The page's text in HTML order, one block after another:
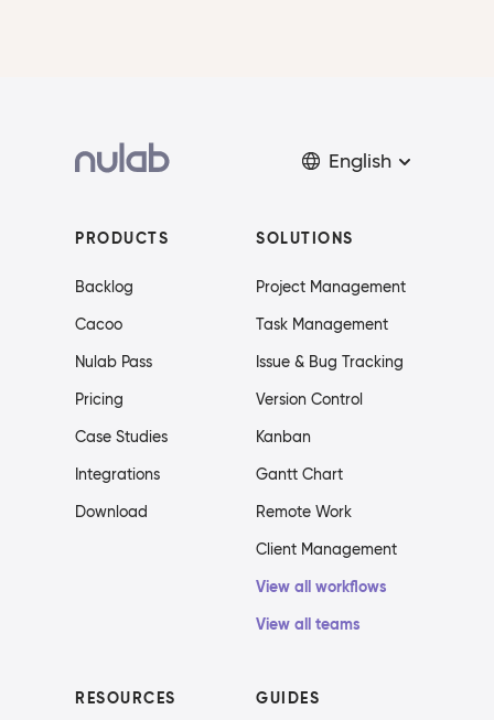
English
PRODUCTS
Backlog
Cacoo
Nulab Pass
Pricing
Case Studies
Integrations
Download
SOLUTIONS
Project Management
Task Management
Issue & Bug Tracking
Version Control
Kanban
Gantt Chart
Remote Work
Client Management
View all workflows
View all teams
RESOURCES GUIDES